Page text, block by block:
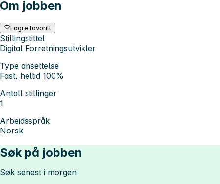
Om jobben
Lagre favoritt
Stillingstittel
Digital Forretningsutvikler
Type ansettelse
Fast, heltid 100%
Antall stillinger
1
Arbeidsspråk
Norsk
Søk på jobben
Søk senest i morgen